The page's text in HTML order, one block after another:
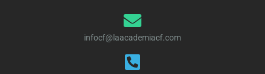
infocf@laacademiacf.com